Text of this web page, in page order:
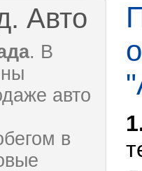
Авто
. В
авто
в